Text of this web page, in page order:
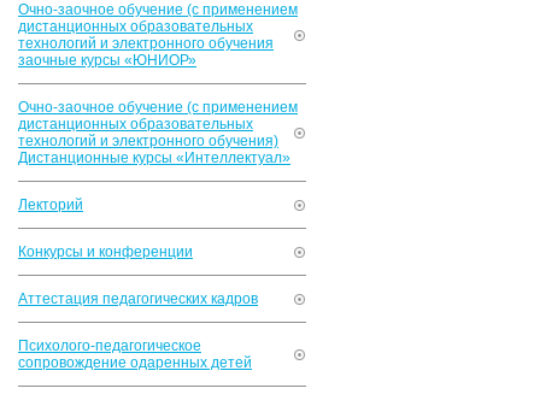
Очно-заочное обучение (с применением
дистанционных образовательных
технологий и электронного обучения
заочные курсы «ЮНИОР»
Очно-заочное обучение (с применением
дистанционных образовательных
технологий и электронного обучения)
Дистанционные курсы «Интеллектуал»
Лекторий
Конкурсы и конференции
Аттестация педагогических кадров
Психолого-педагогическое
сопровождение одаренных детей